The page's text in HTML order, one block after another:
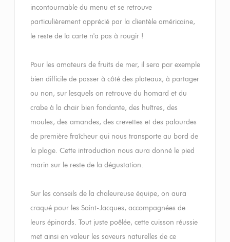
incontournable du menu et se retrouve
particulièrement apprécié par la clientèle américaine,
le reste de la carte n'a pas à rougir !
Pour les amateurs de fruits de mer, il sera par exemple
bien difficile de passer à côté des plateaux, à partager
ou non, sur lesquels on retrouve du homard et du
crabe à la chair bien fondante, des huîtres, des
moules, des amandes, des crevettes et des palourdes
de première fraîcheur qui nous transporte au bord de
la plage. Cette introduction nous aura donné le pied
marin sur le reste de la dégustation.
Sur les conseils de la chaleureuse équipe, on aura
craqué pour les Saint-Jacques, accompagnées de
leurs épinards. Tout juste poêlée, cette cuisson réussie
met ainsi en valeur les saveurs naturelles de ce